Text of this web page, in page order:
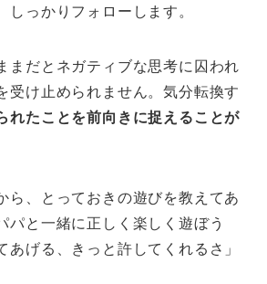
しっかりフォローします。
まだとネガティブな思考に囚われ
受け止められません。気分転換す
れたことを前向きに捉えることが
ら、とっておきの遊びを教えてあ
パと一緒に正しく楽しく遊ぼう
あげる、きっと許してくれるさ」